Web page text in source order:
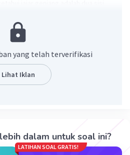
panjang.
Iklan
yang telah terverifikasi
Lihat Iklan
dalam untuk soal ini?
LATIHAN SOAL GRATIS!